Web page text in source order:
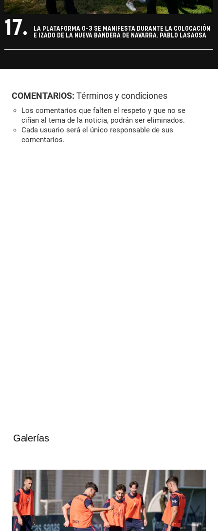
17.
LA PLATAFORMA 0-3 SE MANIFESTA DURANTE LA COLOCACIÓN
E IZADO DE LA NUEVA BANDERA DE NAVARRA. PABLO LASAOSA
COMENTARIOS: Términos y condiciones
Los comentarios que falten el respeto y que no se
ciñan al tema de la noticia, podrán ser eliminados.
Cada usuario será el único responsable de sus
comentarios.
Galerías